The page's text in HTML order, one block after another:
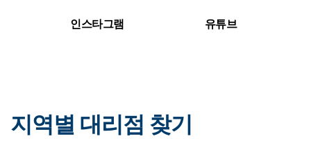
인스타그램 유튜브
지역별 대리점 찾기